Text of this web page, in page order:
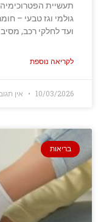
תעשיית
גולמי וגז טבעי –
ועד לחלקי רכב,
לקריאה נוספת
10/03/2026 אין
בריאות